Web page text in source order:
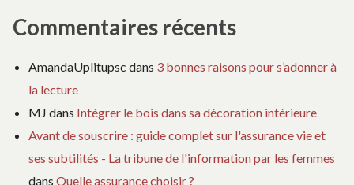
Commentaires récents
AmandaUplitupsc dans 3 bonnes raisons pour s’adonner à
la lecture
MJ dans Intégrer le bois dans sa décoration intérieure
Avant de souscrire : guide complet sur l'assurance vie et
ses subtilités - La tribune de l'information par les femmes
dans Quelle assurance choisir ?